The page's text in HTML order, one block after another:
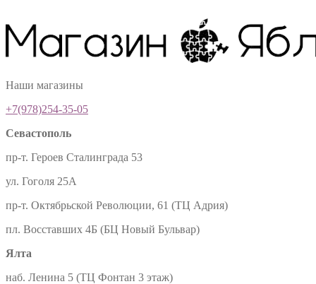
Наши магазины
+7(978)254-35-05
Севастополь
пр-т. Героев Сталинграда 53
ул. Гоголя 25А
пр-т. Октябрьской Революции, 61 (ТЦ Адрия)
пл. Восставших 4Б (БЦ Новый Бульвар)
Ялта
наб. Ленина 5 (ТЦ Фонтан 3 этаж)